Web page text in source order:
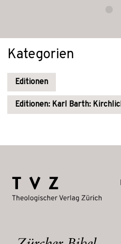
Kategorien
Editionen
Editionen: Karl Barth: